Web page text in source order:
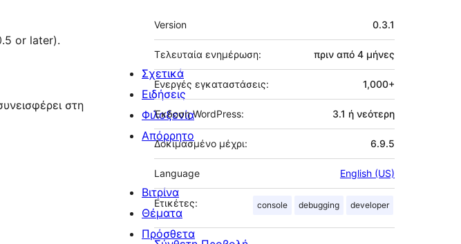
or later).
στη
Μεταστοιχεία
Version 0.3.1
Τελευταία ενημέρωση: πριν από 4 μήνες
Ενεργές εγκαταστάσεις: 1,000+
Έκδοση WordPress: 3.1 ή νεότερη
Δοκιμασμένο μέχρι: 6.9.5
Language English (US)
Ετικέτες: console debugging developer
Σχετικά
Ειδήσεις
Φιλοξενία
Απόρρητο
Βιτρίνα
Θέματα
Πρόσθετα